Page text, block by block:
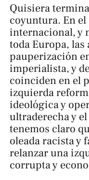
Quisiera
coyuntura. En
internacional, y
toda Europa, las
pauperización
imperialista, y
coinciden en el
izquierda
ideológica y
ultraderecha y
tenemos claro
oleada racista y
relanzar una
corrupta y